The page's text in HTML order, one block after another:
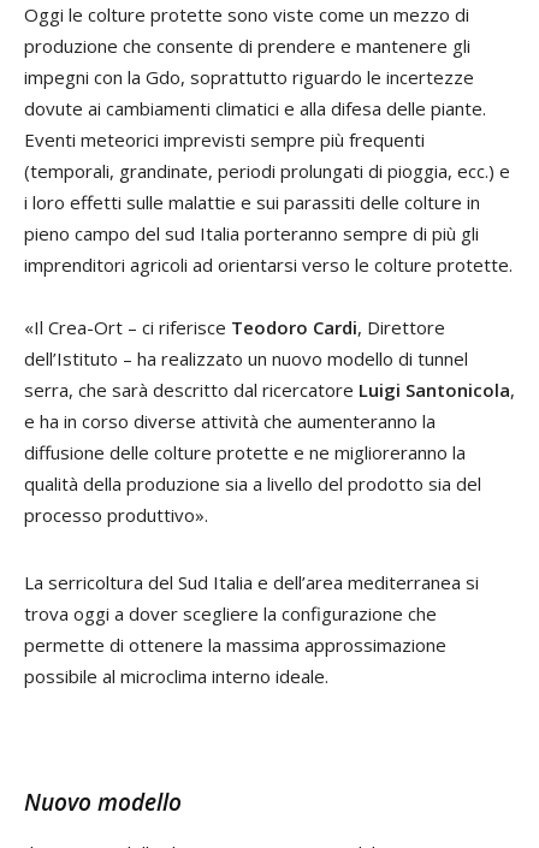
Oggi le colture protette sono viste come un mezzo di
produzione che consente di prendere e mantenere gli
impegni con la Gdo, soprattutto riguardo le incertezze
dovute ai cambiamenti climatici e alla difesa delle piante.
Eventi meteorici imprevisti sempre più frequenti
(temporali, grandinate, periodi prolungati di pioggia, ecc.) e
i loro effetti sulle malattie e sui parassiti delle colture in
pieno campo del sud Italia porteranno sempre di più gli
imprenditori agricoli ad orientarsi verso le colture protette.
«Il Crea-Ort – ci riferisce Teodoro Cardi, Direttore
dell’Istituto – ha realizzato un nuovo modello di tunnel
serra, che sarà descritto dal ricercatore Luigi Santonicola,
e ha in corso diverse attività che aumenteranno la
diffusione delle colture protette e ne miglioreranno la
qualità della produzione sia a livello del prodotto sia del
processo produttivo».
La serricoltura del Sud Italia e dell’area mediterranea si
trova oggi a dover scegliere la configurazione che
permette di ottenere la massima approssimazione
possibile al microclima interno ideale.
Nuovo modello